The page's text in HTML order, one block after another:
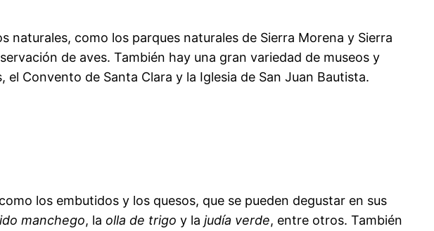
como los parques naturales de Sierra Morena y Sierra
de aves. También hay una gran variedad de museos y
Convento de Santa Clara y la Iglesia de San Juan Bautista.
los embutidos y los quesos, que se pueden degustar en sus
manchego, la olla de trigo y la judía verde, entre otros. También